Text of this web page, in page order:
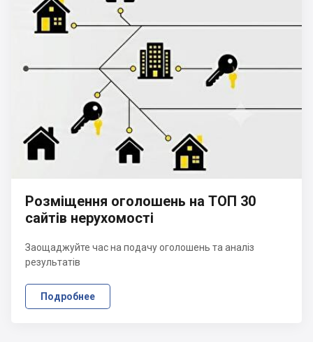
Розміщення оголошень на ТОП 30
сайтів нерухомості
Заощаджуйте час на подачу оголошень та аналіз
результатів
Подробнее